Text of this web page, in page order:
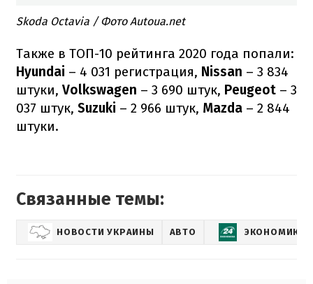
Skoda Octavia / Фото Autoua.net
Также в ТОП-10 рейтинга 2020 года попали:
Hyundai – 4 031 регистрация, Nissan – 3 834
штуки, Volkswagen – 3 690 штук, Peugeot – 3
037 штук, Suzuki – 2 966 штук, Mazda – 2 844
штуки.
Связанные темы:
НОВОСТИ УКРАИНЫ АВТО ЭКОНОМИКА